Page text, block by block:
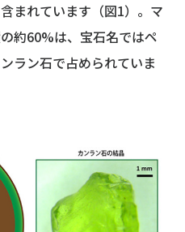
まれています（図1）。マ
約60%は、宝石名ではペ
ラン石で占められていま